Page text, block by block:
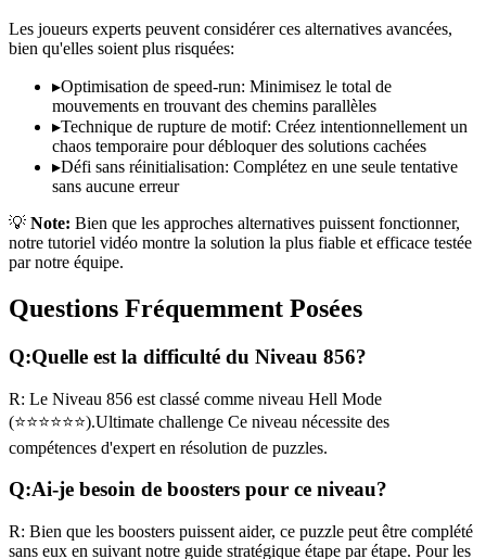
Les joueurs experts peuvent considérer ces alternatives avancées,
bien qu'elles soient plus risquées:
▸Optimisation de speed-run: Minimisez le total de
mouvements en trouvant des chemins parallèles
▸Technique de rupture de motif: Créez intentionnellement un
chaos temporaire pour débloquer des solutions cachées
▸Défi sans réinitialisation: Complétez en une seule tentative
sans aucune erreur
💡 Note: Bien que les approches alternatives puissent fonctionner,
notre tutoriel vidéo montre la solution la plus fiable et efficace testée
par notre équipe.
Questions Fréquemment Posées
Q:Quelle est la difficulté du Niveau 856?
R: Le Niveau 856 est classé comme niveau Hell Mode
(⭐⭐⭐⭐⭐⭐).Ultimate challenge Ce niveau nécessite des
compétences d'expert en résolution de puzzles.
Q:Ai-je besoin de boosters pour ce niveau?
R: Bien que les boosters puissent aider, ce puzzle peut être complété
sans eux en suivant notre guide stratégique étape par étape. Pour les